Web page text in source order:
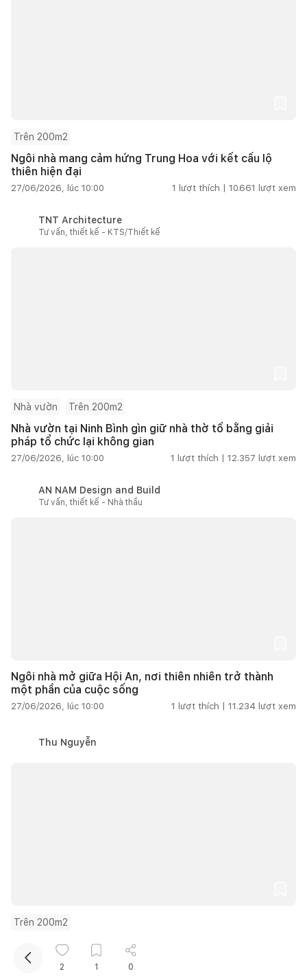
Trên 200m2
Ngôi nhà mang cảm hứng Trung Hoa với kết cấu lộ
thiên hiện đại
27/06/2026, lúc 10:00 1 lượt thích | 10.661 lượt xem
TNT Architecture
Tư vấn, thiết kế - KTS/Thiết kế
Nhà vườn Trên 200m2
Nhà vườn tại Ninh Bình gìn giữ nhà thờ tổ bằng giải
pháp tổ chức lại không gian
27/06/2026, lúc 10:00 1 lượt thích | 12.357 lượt xem
AN NAM Design and Build
Tư vấn, thiết kế - Nhà thầu
Ngôi nhà mở giữa Hội An, nơi thiên nhiên trở thành
một phần của cuộc sống
27/06/2026, lúc 10:00 1 lượt thích | 11.234 lượt xem
Thu Nguyễn
Trên 200m2
Cải tạo nhà 300 năm tuổi thành không gian sống hiện
đại giữa thiên nhiên
2 1 0